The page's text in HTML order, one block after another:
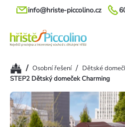
Přejít
info@hriste-piccolino.cz
Domů/ Osobní řešení / Dětské
STEP2 Dětský domeček Charming